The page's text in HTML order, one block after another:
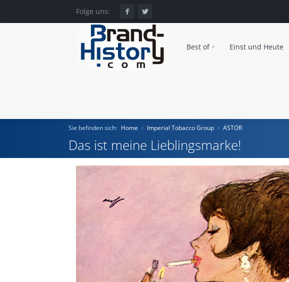
Folge uns:
Best of Einst und Heute
Home
Marken
Konzerne
Sie befinden sich: Home Imperial Tobacco Group ASTOR
Das ist meine Lieblingsmarke!